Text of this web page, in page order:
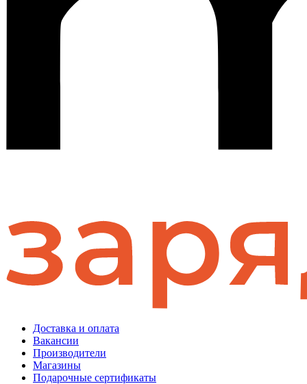
Доставка и оплата
Вакансии
Производители
Магазины
Подарочные сертификаты